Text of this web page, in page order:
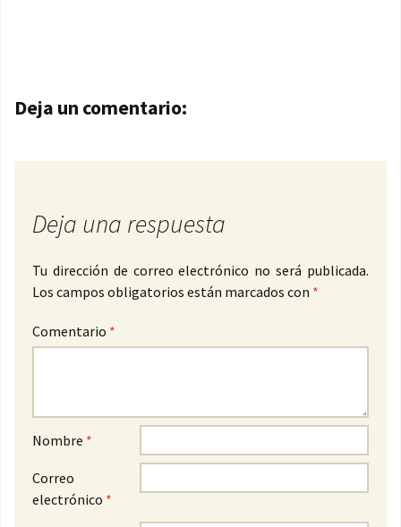
Navegación de entradas
Deja un comentario:
Deja una respuesta
Tu dirección de correo electrónico no será publicada.
Los campos obligatorios están marcados con *
Comentario *
Nombre *
Correo
electrónico *